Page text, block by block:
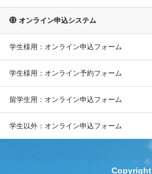
オンライン申込システム
学生様用：オンライン申込フォーム
学生様用：オンライン予約フォーム
留学生用：オンライン申込フォーム
学生以外：オンライン申込フォーム
Copyright